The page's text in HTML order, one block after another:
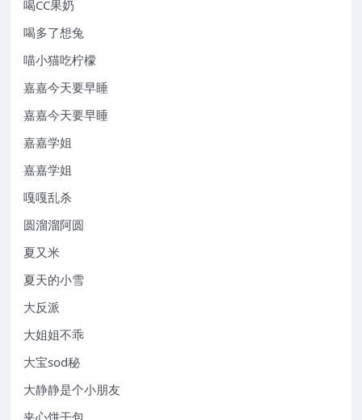
喝CC果奶
喝多了想兔
喵小猫吃柠檬
嘉嘉今天要早睡
嘉嘉今天要早睡
嘉嘉学姐
嘉嘉学姐
嘎嘎乱杀
圆溜溜阿圆
夏又米
夏天的小雪
大反派
大姐姐不乖
大宝sod秘
大静静是个小朋友
夹心饼干包